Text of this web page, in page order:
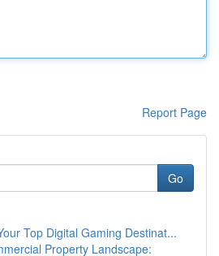
Report Page
Go
Top Digital Gaming Destinat...
Property Landscape: